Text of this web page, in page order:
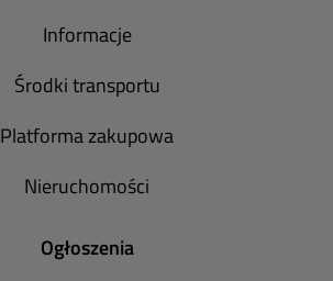
Informacje
Środki transportu
Platforma zakupowa
Nieruchomości
Ogłoszenia